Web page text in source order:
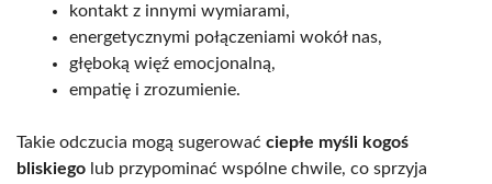
kontakt z innymi wymiarami,
energetycznymi połączeniami wokół nas,
głęboką więź emocjonalną,
empatię i zrozumienie.
Takie odczucia mogą sugerować ciepłe myśli kogoś
bliskiego lub przypominać wspólne chwile, co sprzyja